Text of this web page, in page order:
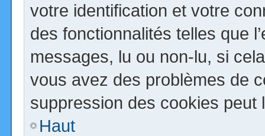
votre identification et votre
des fonctionnalités telles que
messages, lu ou non-lu, si
vous avez des problèmes de
suppression des cookies peut
Haut